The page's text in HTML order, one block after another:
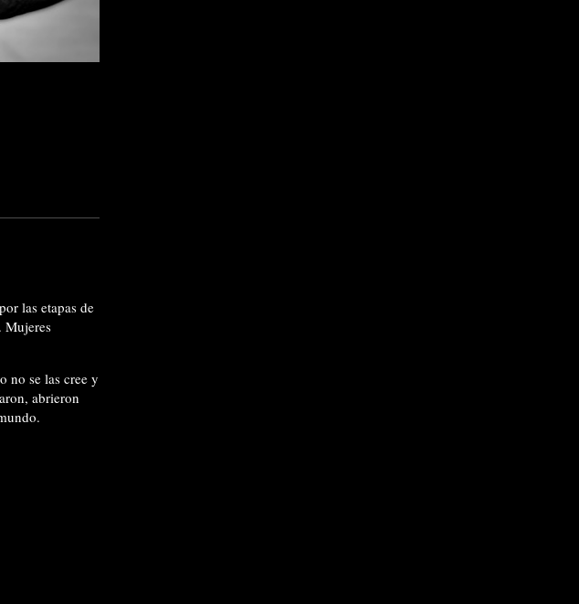
las etapas de
Mujeres
no se las cree y
abrieron